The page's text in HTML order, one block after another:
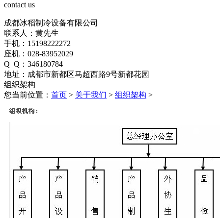
contact us
成都冰稻制冷设备有限公司
联系人：黄先生
手机：15198222272
座机：028-83952029
Q Q：346180784
地址：成都市新都区马超西路9号新都花园
组织架构
您当前位置： 首页 > 关于我们 > 组织架构 >